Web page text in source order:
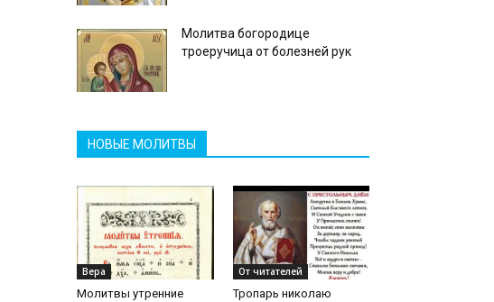
Молитва богородице
троеручица от болезней рук
НОВЫЕ МОЛИТВЫ
Вера
Молитвы утренние
От читателей
Тропарь николаю